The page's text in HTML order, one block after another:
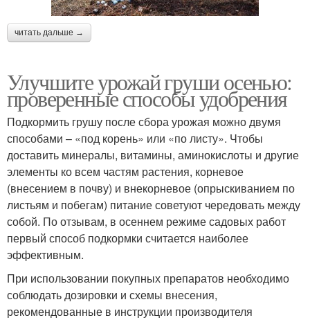
читать дальше →
Улучшите урожай груши осенью:
проверенные способы удобрения
Подкормить грушу после сбора урожая можно двумя
способами – «под корень» или «по листу». Чтобы
доставить минералы, витамины, аминокислоты и другие
элементы ко всем частям растения, корневое
(внесением в почву) и внекорневое (опрыскиванием по
листьям и побегам) питание советуют чередовать между
собой. По отзывам, в осеннем режиме садовых работ
первый способ подкормки считается наиболее
эффективным.
При использовании покупных препаратов необходимо
соблюдать дозировки и схемы внесения,
рекомендованные в инструкции производителя